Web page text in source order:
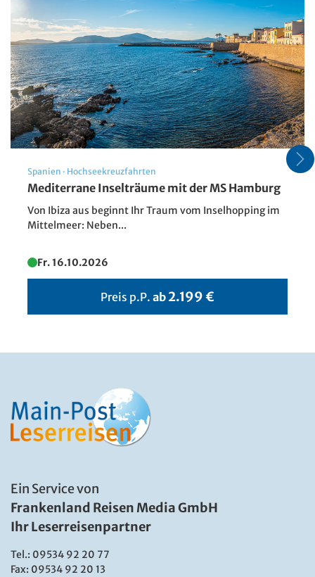
Andrè Rieu – Weihnachtskonzert
©André Rieu Productions
© Park Inn by Radisson ©
Spanien · Hochseekreuzfahrten
Mediterrane Inselträume mit der MS Hamburg
Von Ibiza aus beginnt Ihr Traum vom Inselhopping im
Mittelmeer: Neben...
Fr. 16.10.2026
Preis p.P. ab 2.199 €
Ein Service von
Frankenland Reisen Media GmbH
Ihr Leserreisenpartner
Tel.: 09534 92 20 77
Fax: 09534 92 20 13